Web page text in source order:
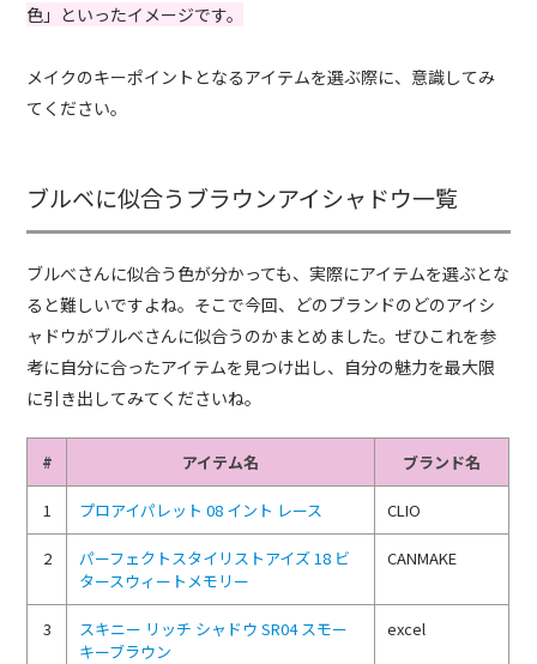
色」といったイメージです。
メイクのキーポイントとなるアイテムを選ぶ際に、意識してみ
てください。
ブルベに似合うブラウンアイシャドウ一覧
ブルべさんに似合う色が分かっても、実際にアイテムを選ぶとな
ると難しいですよね。そこで今回、どのブランドのどのアイシ
ャドウがブルべさんに似合うのかまとめました。ぜひこれを参
考に自分に合ったアイテムを見つけ出し、自分の魅力を最大限
に引き出してみてくださいね。
# アイテム名 ブランド名
1 プロアイパレット 08 イント レース CLIO
2
パーフェクトスタイリストアイズ 18 ビ
タースウィートメモリー
CANMAKE
3
スキニー リッチ シャドウ SR04 スモー
キーブラウン
excel